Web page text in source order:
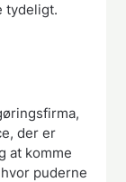
tydeligt.
der er
at komme
puderne